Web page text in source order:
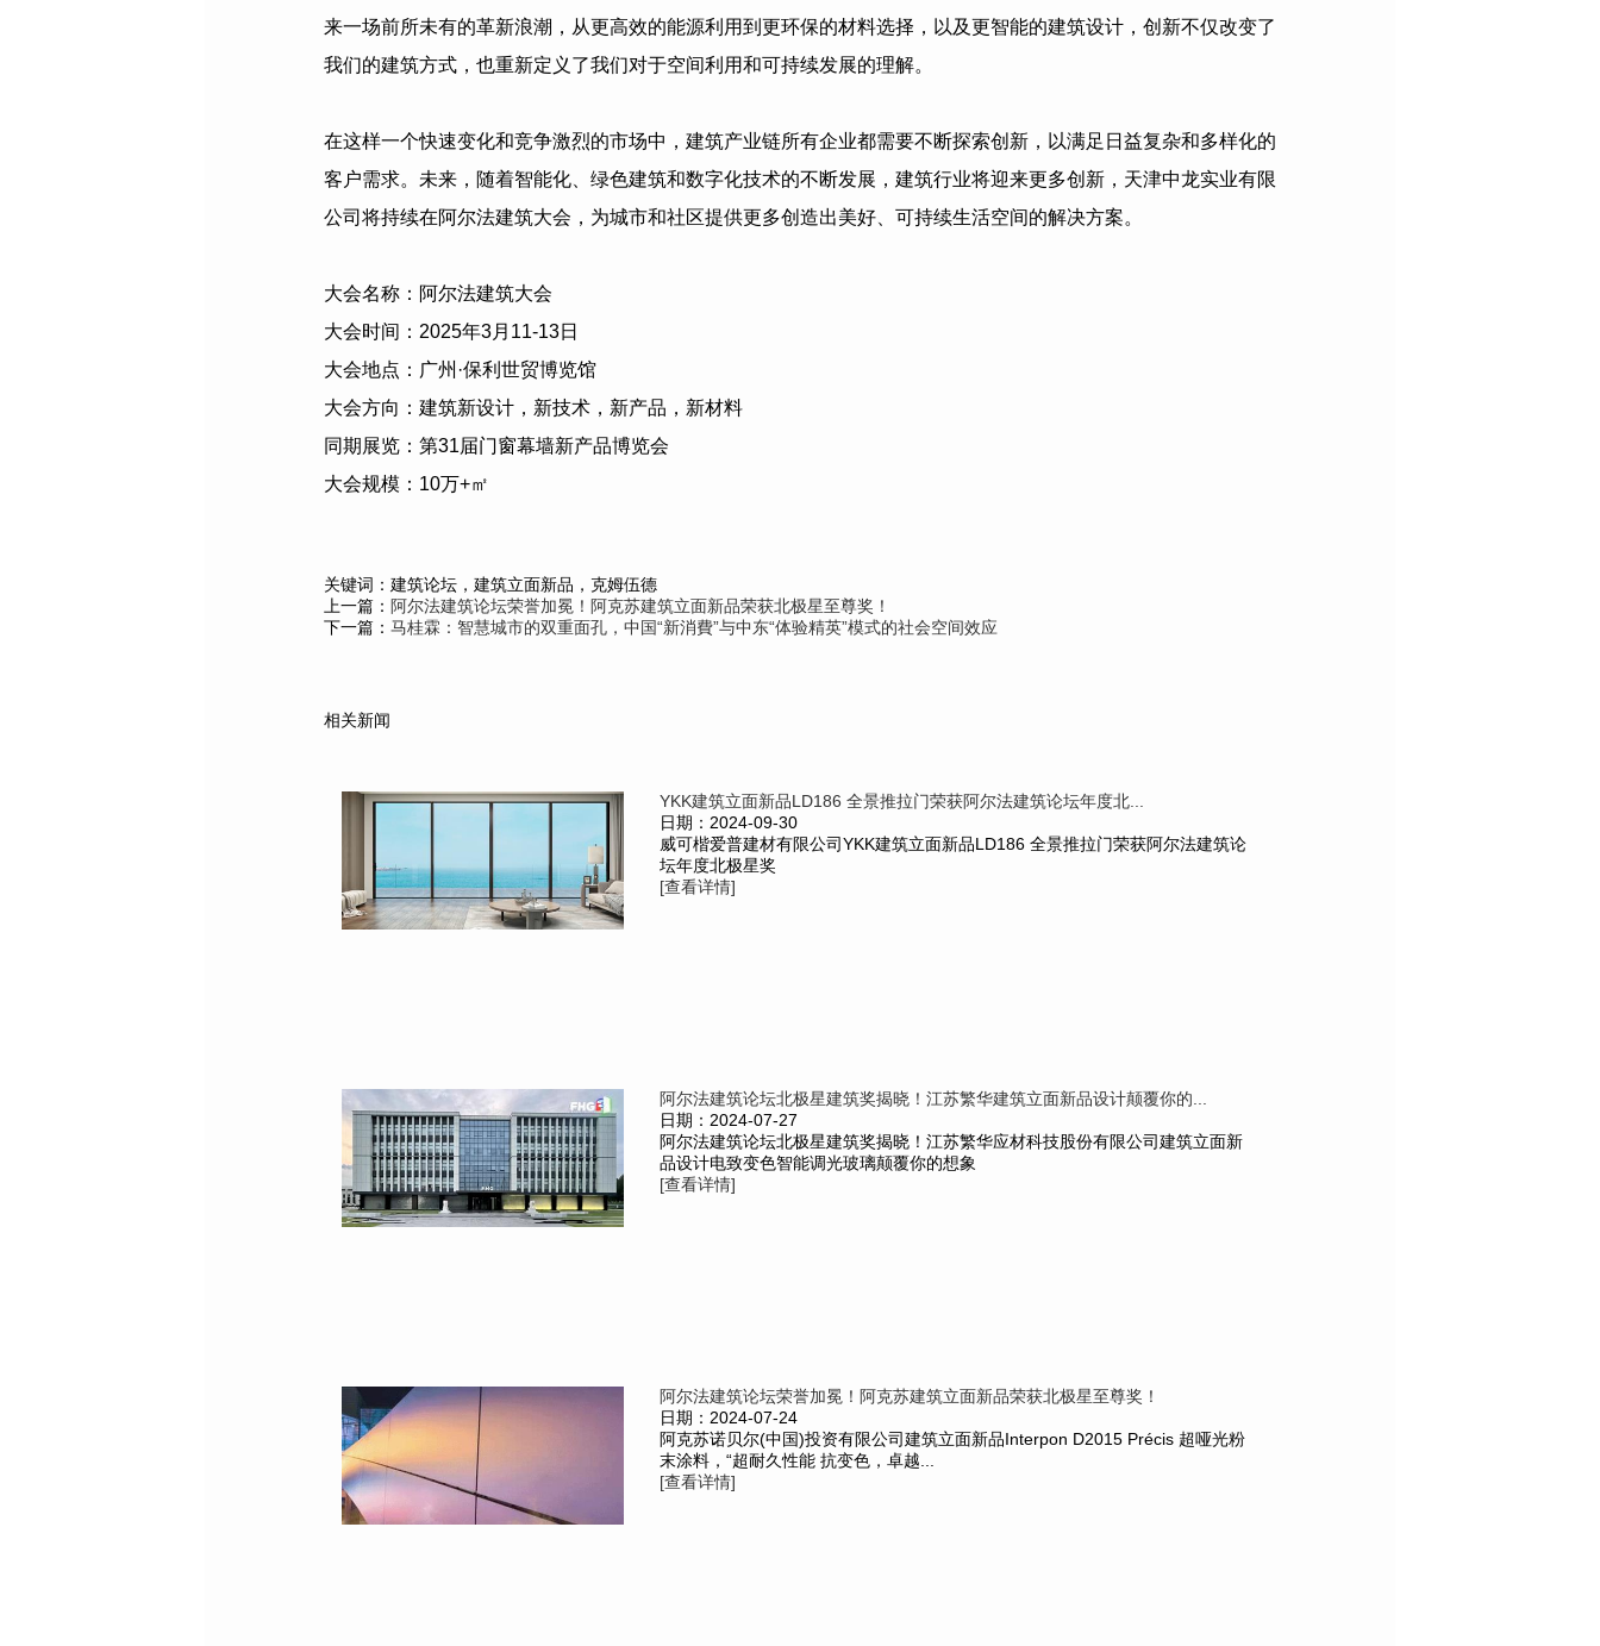
来一场前所未有的革新浪潮，从更高效的能源利用到更环保的材料选择，以及更智能的建筑设计，创新不仅改变了
我们的建筑方式，也重新定义了我们对于空间利用和可持续发展的理解。
在这样一个快速变化和竞争激烈的市场中，建筑产业链所有企业都需要不断探索创新，以满足日益复杂和多样化的
客户需求。未来，随着智能化、绿色建筑和数字化技术的不断发展，建筑行业将迎来更多创新， 天津中龙实业有限
公司 将持续在阿尔法建筑大会，为城市和社区提供更多创造出美好、可持续生活空间的解决方案。
大会名称：阿尔法建筑大会
大会时间： 2025年3月 11-13日
大会地点：广州·保利世贸博览馆
大会方向：建筑新设计，新技术，新产品，新材料
同期展览：第31届门窗幕墙新产品博览会
大会规模： 10万+㎡
关键词：建筑论坛，建筑立面新品，克姆伍德
上一篇： 阿尔法建筑论坛荣誉加冕！阿克苏建筑立面新品荣获北极星至尊奖！
下一篇： 马桂霖：智慧城市的双重面孔，中国“新消費”与中东“体验精英”模式的社会空间效应
相关新闻
YKK建筑立面新品LD186 全景推拉门荣获阿尔法建筑论坛年度北...
日期：2024-09-30
威可楷爱普建材有限公司YKK建筑立面新品LD186 全景推拉门荣获阿尔法建筑论
坛年度北极星奖
[查看详情]
阿尔法建筑论坛北极星建筑奖揭晓！江苏繁华建筑立面新品设计颠覆你的...
日期：2024-07-27
阿尔法建筑论坛北极星建筑奖揭晓！江苏繁华应材科技股份有限公司建筑立面新
品设计电致变色智能调光玻璃颠覆你的想象
[查看详情]
阿尔法建筑论坛荣誉加冕！阿克苏建筑立面新品荣获北极星至尊奖！
日期：2024-07-24
阿克苏诺贝尔(中国)投资有限公司建筑立面新品Interpon D2015 Précis 超哑光粉
末涂料，“超耐久性能 抗变色，卓越...
[查看详情]